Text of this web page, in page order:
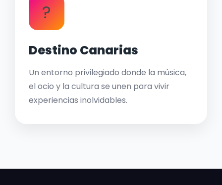
?
Destino Canarias
Un entorno privilegiado donde la música,
el ocio y la cultura se unen para vivir
experiencias inolvidables.